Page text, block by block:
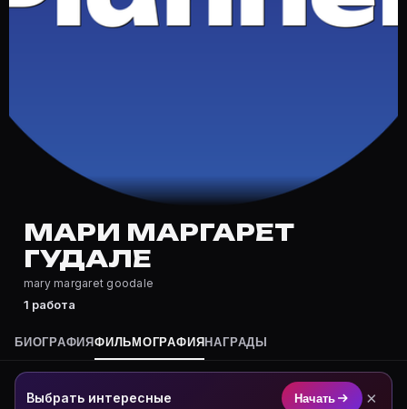
Где снимался Мари Маргарет Гудале?
Мари Маргарет Гудале — актёр. Биография и роли
Где открыть фильмографию Мари Маргарет Гудале?
На Movie Planner: https://movie-planner.ru/s/
МАРИ МАРГАРЕТ
ГУДАЛЕ
mary margaret goodale
1 работа
БИОГРАФИЯФИЛЬМОГРАФИЯ НАГРАДЫ
Выбрать интересные Начать ×